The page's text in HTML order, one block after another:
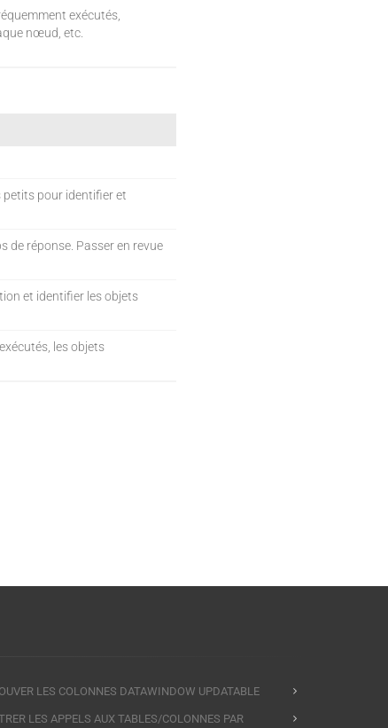
exécutés,
nœud, etc.
petits pour identifier et
de réponse. Passer en revue
et identifier les objets
les objets
LES COLONNES DATAWINDOW UPDATABLE
LES APPELS AUX TABLES/COLONNES PAR